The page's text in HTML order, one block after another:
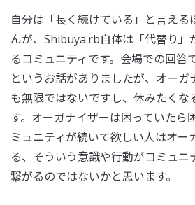
自分は「長く続けている」と言える
んが、Shibuya.rb自体は「代替り」
るコミュニティです。会場での回答
というお話がありましたが、オーガ
も無限ではないですし、休みたくな
す。オーガナイザーは困っていたら
ミュニティが続いて欲しい人はオー
る、そういう意識や行動がコミュニ
繋がるのではないかと思います。